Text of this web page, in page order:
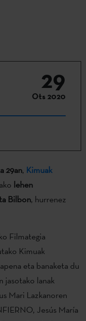
29
Ots 2020
29an, Kimuak
lehen
Bilbon, hurrenez
Filmategia
Kimuak
eta banaketa du
jasotako lanak
Mari Lazkanoren
Jesús María